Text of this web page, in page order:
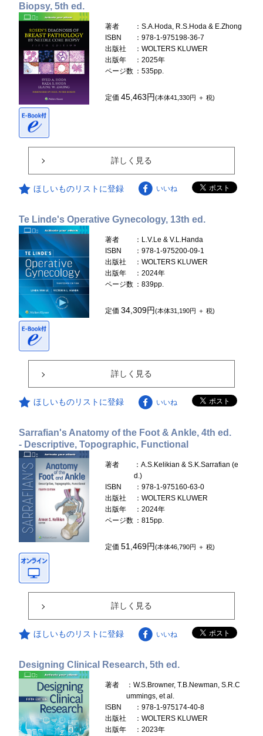
Biopsy, 5th ed.
著者
：S.A.Hoda, R.S.Hoda & E.Zhong
ISBN
：978-1-975198-36-7
出版社
：WOLTERS KLUWER
出版年
：2025年
ページ数 ：535pp.
定価45,463円(本体41,330円 ＋ 税)
詳しく見る
ほしいものリストに登録 いいね
Te Linde's Operative Gynecology, 13th ed.
著者
：L.V.Le & V.L.Handa
ISBN
：978-1-975200-09-1
出版社
：WOLTERS KLUWER
出版年
：2024年
ページ数 ：839pp.
定価34,309円(本体31,190円 ＋ 税)
詳しく見る
ほしいものリストに登録 いいね
Sarrafian's Anatomy of the Foot & Ankle, 4th ed.
- Descriptive, Topographic, Functional
著者
：A.S.Kelikian & S.K.Sarrafian (e
d.)
ISBN
：978-1-975160-63-0
出版社
：WOLTERS KLUWER
出版年
：2024年
ページ数 ：815pp.
定価51,469円(本体46,790円 ＋ 税)
詳しく見る
ほしいものリストに登録 いいね
Designing Clinical Research, 5th ed.
著者
：W.S.Browner, T.B.Newman, S.R.C
ummings, et al.
ISBN
：978-1-975174-40-8
出版社
：WOLTERS KLUWER
出版年
：2023年